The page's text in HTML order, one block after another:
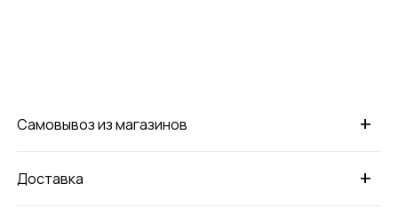
+
Самовывоз из магазинов
+
Доставка